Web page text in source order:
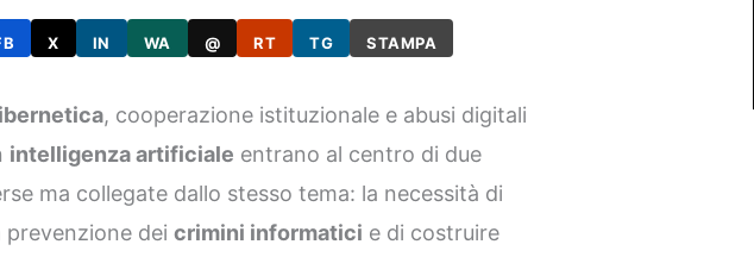
X IN WA @ RT TG STAMPA
, cooperazione istituzionale e abusi digitali
intelligenza artificiale entrano al centro di due
ma collegate dallo stesso tema: la necessità di
prevenzione deicrimini informatici e di costruire